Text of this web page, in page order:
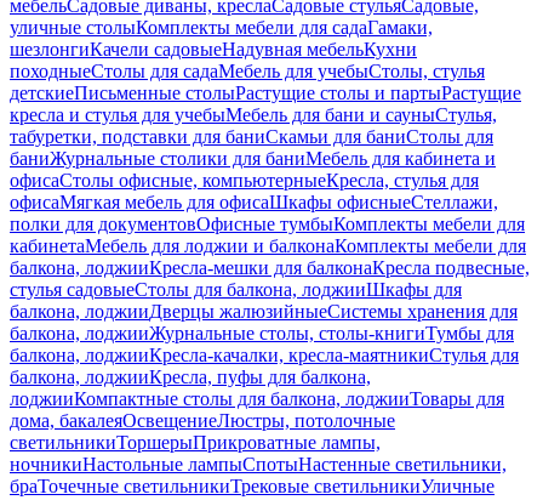
мебельСадовые диваны, креслаСадовые стульяСадовые,
уличные столыКомплекты мебели для садаГамаки,
шезлонгиКачели садовыеНадувная мебельКухни
походныеСтолы для садаМебель для учебыСтолы, стулья
детскиеПисьменные столыРастущие столы и партыРастущие
кресла и стулья для учебыМебель для бани и сауныСтулья,
табуретки, подставки для баниСкамьи для баниСтолы для
баниЖурнальные столики для баниМебель для кабинета и
офисаСтолы офисные, компьютерныеКресла, стулья для
офисаМягкая мебель для офисаШкафы офисныеСтеллажи,
полки для документовОфисные тумбыКомплекты мебели для
кабинетаМебель для лоджии и балконаКомплекты мебели для
балкона, лоджииКресла-мешки для балконаКресла подвесные,
стулья садовыеСтолы для балкона, лоджииШкафы для
балкона, лоджииДверцы жалюзийныеСистемы хранения для
балкона, лоджииЖурнальные столы, столы-книгиТумбы для
балкона, лоджииКресла-качалки, кресла-маятникиСтулья для
балкона, лоджииКресла, пуфы для балкона,
лоджииКомпактные столы для балкона, лоджииТовары для
дома, бакалеяОсвещениеЛюстры, потолочные
светильникиТоршерыПрикроватные лампы,
ночникиНастольные лампыСпотыНастенные светильники,
браТочечные светильникиТрековые светильникиУличные